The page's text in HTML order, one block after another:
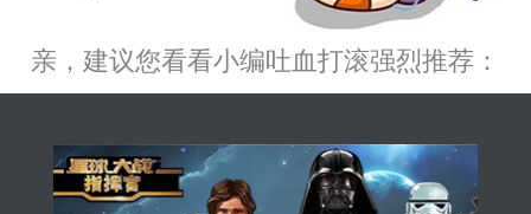
亲，建议您看看小编吐血打滚强烈推荐：